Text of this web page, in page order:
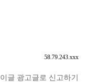
58.79.243.xxx
이글 광고글로 신고하기